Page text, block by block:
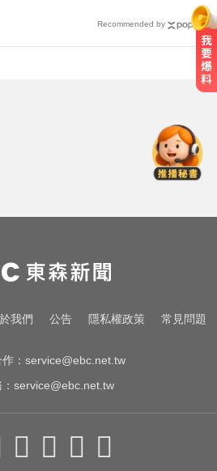
Recommended by
扛後事
2026「一屍五命」 國
贏
國拒台人入境、扣護照
我們 公告 隱私權政策 常見問題
： service@ebc.net.tw
service@ebc.net.tw